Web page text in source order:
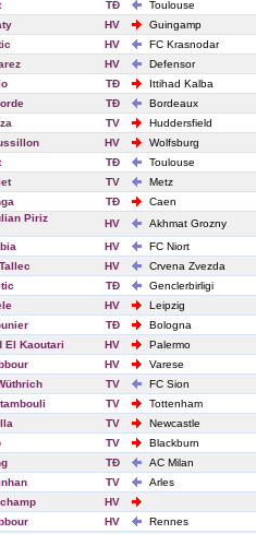
TĐ
Toulouse
HV
Guingamp
HV
FC Krasnodar
HV Defensor
TĐ Ittihad Kalba
TĐ Bordeaux
TV Huddersfield
HV Wolfsburg
TĐ Toulouse
TV Metz
TĐ Caen
Piriz
HV
Akhmat Grozny
HV FC Niort
HV Crvena Zvezda
TĐ
Genclerbirligi
HV Leipzig
TĐ Bologna
El Kaoutari HV Palermo
HV Varese
TV FC Sion
TV Tottenham
TV Newcastle
TV Blackburn
TĐ AC Milan
TV Arles
HV
HV Rennes